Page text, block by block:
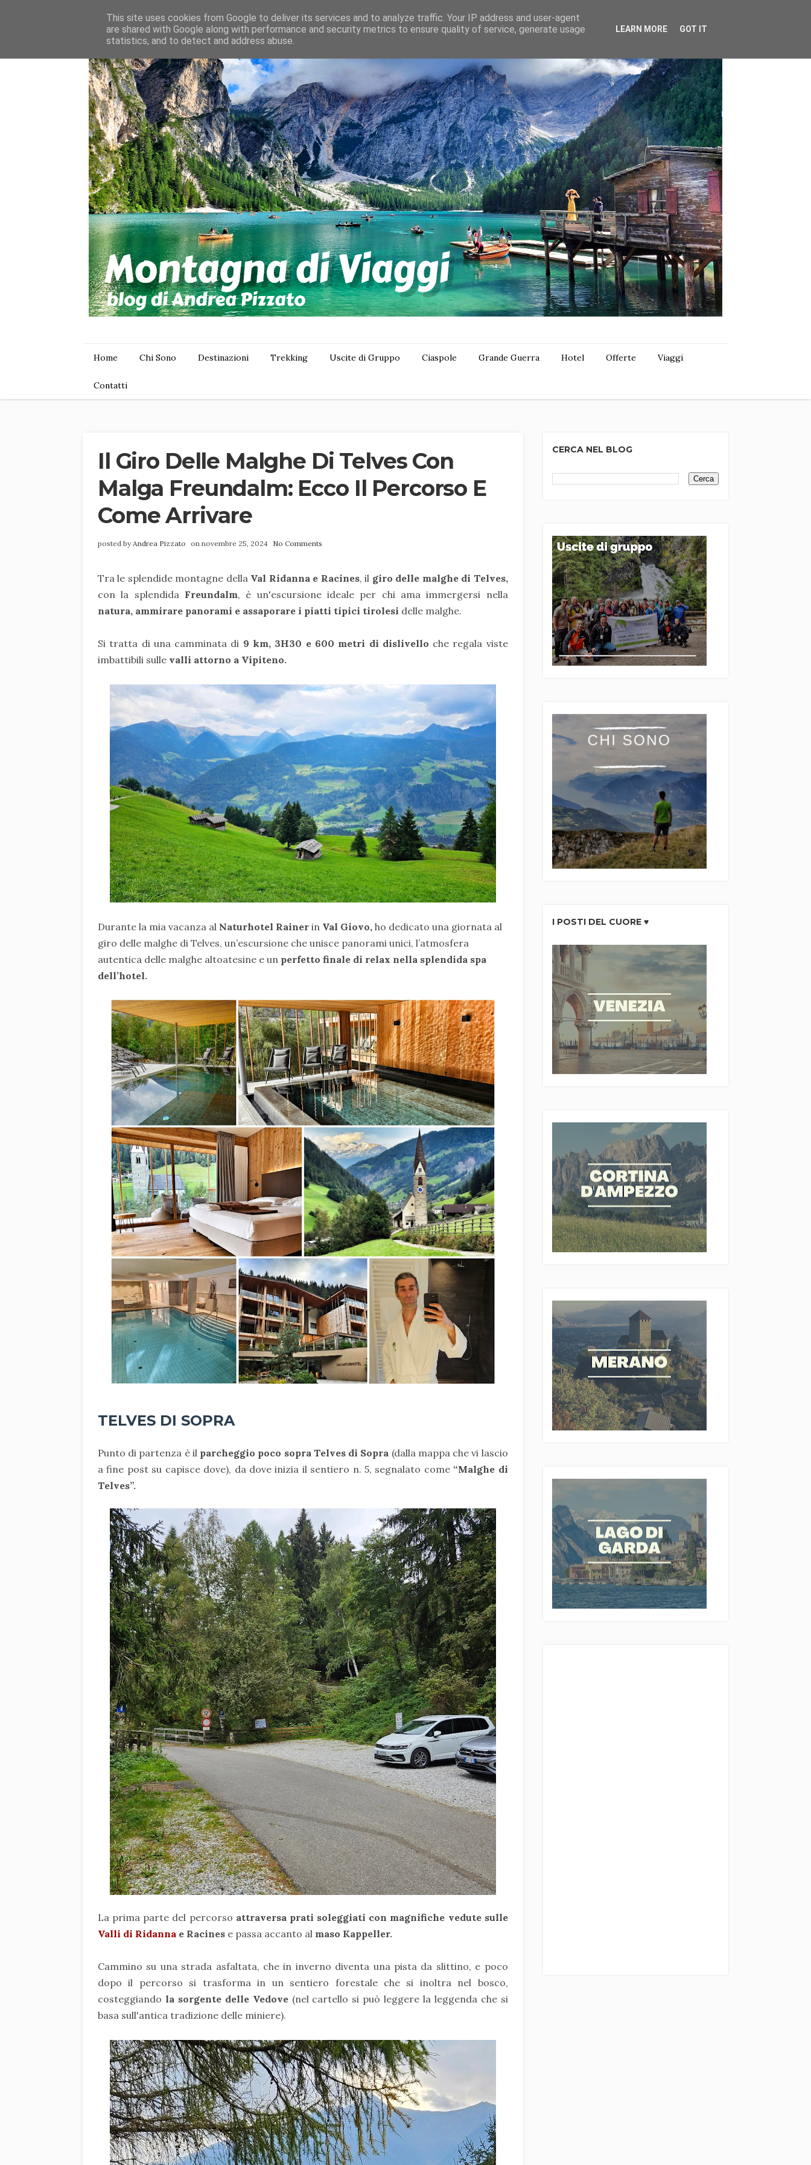
Home Chi Sono Destinazioni Trekking Uscite di Gruppo Ciaspole Grande Guerra Hotel Offerte Viaggi
Contatti
Il Giro Delle Malghe Di Telves Con
Malga Freundalm: Ecco Il Percorso E
Come Arrivare
posted byAndrea Pizzato on novembre 25, 2024 No Comments
Tra le splendide montagne della Val Ridanna e Racines, il giro delle malghe di Telves,
con la splendida Freundalm, è un'escursione ideale per chi ama immergersi nella
natura, ammirare panorami e assaporare i piatti tipici tirolesi delle malghe.
Si tratta di una camminata di 9 km, 3H30 e 600 metri di dislivello che regala viste
imbattibili sulle valli attorno a Vipiteno.
Durante la mia vacanza al Naturhotel Rainer in Val Giovo, ho dedicato una giornata al
giro delle malghe di Telves, un’escursione che unisce panorami unici, l’atmosfera
autentica delle malghe altoatesine e un perfetto finale di relax nella splendida spa
dell’hotel.
TELVES DI SOPRA
Punto di partenza è il parcheggio poco sopra Telves di Sopra (dalla mappa che vi lascio
a fine post su capisce dove), da dove inizia il sentiero n. 5, segnalato come “Malghe di
Telves”.
La prima parte del percorso attraversa prati soleggiati con magnifiche vedute sulle
Valli di Ridanna e Racines e passa accanto al maso Kappeller.
Cammino su una strada asfaltata, che in inverno diventa una pista da slittino, e poco
dopo il percorso si trasforma in un sentiero forestale che si inoltra nel bosco,
costeggiando la sorgente delle Vedove(nel cartello si può leggere la leggenda che si
basa sull'antica tradizione delle miniere).
CERCA NEL BLOG
I POSTI DEL CUORE ♥
This site uses cookies from Google to deliver its services and to analyze traffic. Your IP address and user-agent
are shared with Google along with performance and security metrics to ensure quality of service, generate usage
statistics, and to detect and address abuse.
LEARN MORE GOT IT